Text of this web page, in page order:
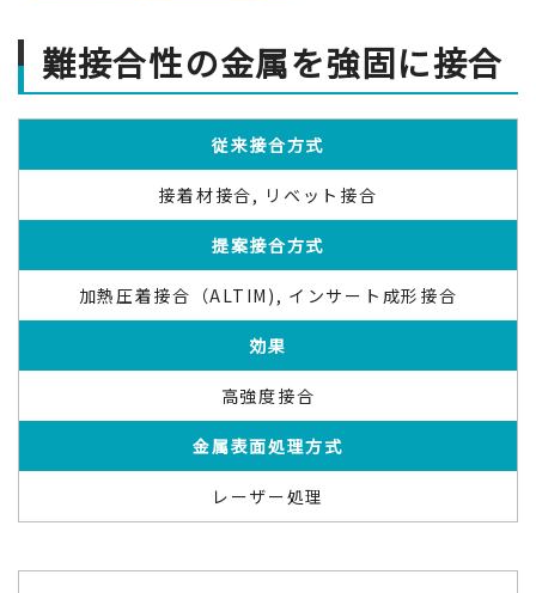
難接合性の金属を強固に接合
従来接合方式
接着材接合, リベット接合
提案接合方式
加熱圧着接合（ALTIM), インサート成形接合
効果
高強度接合
金属表面処理方式
レーザー処理